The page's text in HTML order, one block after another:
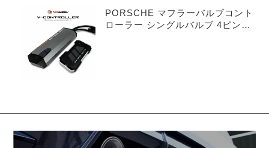
PORSCHE マフラーバルブコント
ローラー シングルバルブ 4ピンタ